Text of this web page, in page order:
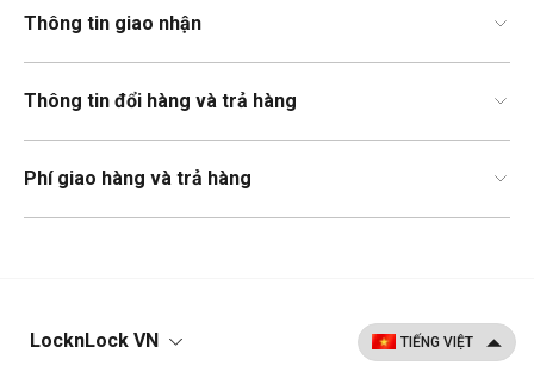
Thông tin giao nhận
Thông tin đổi hàng và trả hàng
Phí giao hàng và trả hàng
LocknLock VN